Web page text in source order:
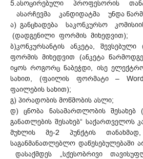
5.ასოცირებული პროფესორის
ასარჩევმა კანდიდატმა უნდა
ა) განცხადება საკონკურსო
(დადგენილი ფორმის მიხედვით);
ბ)კონკურსანტის ანკეტა,
ფორმის მიხედვით (ანკეტა
იყოს როგორც ნაბეჭდი, ისე
სახით, (ფაილის ფორმატი –
ფაილების სახით);
გ) პირადობის მოწმობის ასლი;
დ) ცნობა ნასამართლობის შესახებ
განათლების შესახებ“ საქართველოს
მუხლის მე-2 პუნქტის
საგანმანათლებლო დაწესებულებაში
დასაქმდეს „სქესობრივი